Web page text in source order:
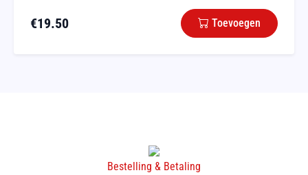
€19.50 Toevoegen
Bestelling & Betaling